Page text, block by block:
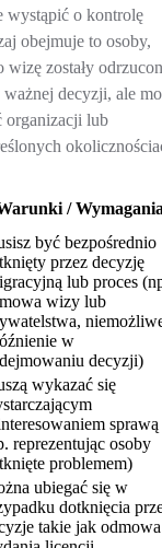
wystąpić o kontrolę
obejmuje to osoby,
zostały
decyzji, ale
organizacji lub
/
być bezpośrednio
przez decyzję
lub proces
wizy lub
w
decyzji)
wykazać się
sprawą
reprezentując osoby
problemem)
ubiegać się w
dotknięcia
takie jak odmowa